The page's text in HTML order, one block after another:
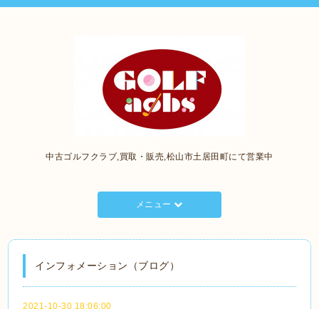
中古ゴルフクラブ,買取・販売,松山市土居田町にて営業中
メニュー
インフォメーション（ブログ）
2021-10-30 18:06:00